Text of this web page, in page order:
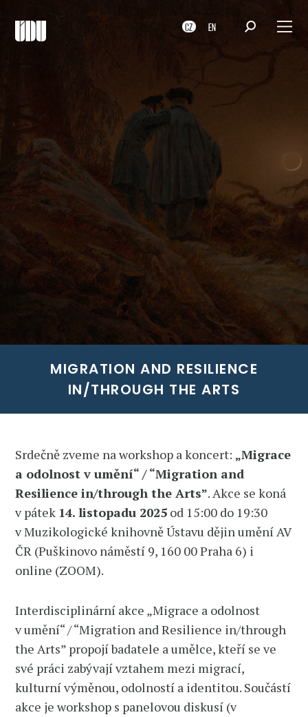
CZ EN
MIGRATION AND RESILIENCE
IN/THROUGH THE ARTS
Srdečně zveme na workshop a koncert: „Migrace
a odolnost v umění“ / “Migration and
Resilience in/through the Arts”. Akce se koná
v pátek 14. listopadu 2025 od 15:00 do 19:30
v Muzikologické knihovně Ústavu dějin umění AV
ČR (Puškinovo náměstí 9, 160 00 Praha 6) i
online (ZOOM).
Interdisciplinární akce „Migrace a odolnost
v umění“ / “Migration and Resilience in/through
the Arts” propojí badatele a umělce, kteří se ve
své práci zabývají vztahem mezi migrací,
kulturní výměnou, odolností a identitou. Součástí
akce je workshop s panelovou diskusí (v